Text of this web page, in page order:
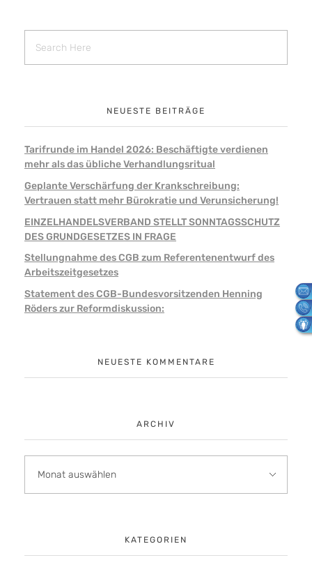
NEUESTE BEITRÄGE
Tarifrunde im Handel 2026: Beschäftigte verdienen
mehr als das übliche Verhandlungsritual
Geplante Verschärfung der Krankschreibung:
Vertrauen statt mehr Bürokratie und Verunsicherung!
EINZELHANDELSVERBAND STELLT SONNTAGSSCHUTZ
DES GRUNDGESETZES IN FRAGE
Stellungnahme des CGB zum Referentenentwurf des
Arbeitszeitgesetzes
Statement des CGB-Bundesvorsitzenden Henning
Röders zur Reformdiskussion:
NEUESTE KOMMENTARE
ARCHIV
KATEGORIEN